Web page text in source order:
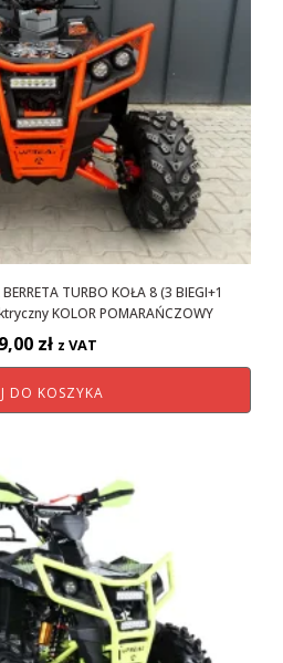
TURBO KOŁA 8 (3 BIEGI+1
KOLOR POMARAŃCZOWY
zł z VAT
DO KOSZYKA